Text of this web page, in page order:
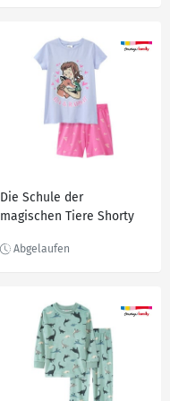
Die Schule der
magischen Tiere Shorty